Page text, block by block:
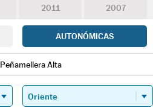
2011 2007
AUTONÓMICAS
Peñamellera Alta